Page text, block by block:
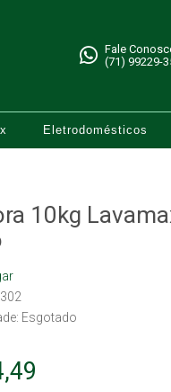
Fale
(71) 99229-
Eletrodomésticos
10kg
Esgotado